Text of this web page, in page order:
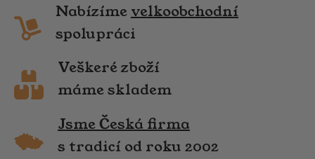
Nabízíme velkoobchodní
spolupráci
Veškeré zboží
máme skladem
Jsme Česká firma
s tradicí od roku 2002